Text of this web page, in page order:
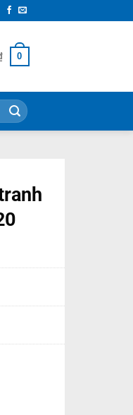
0
quantity